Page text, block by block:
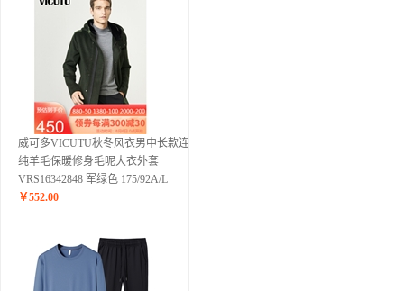
威可多VICUTU秋冬风衣男中长款连帽
纯羊毛保暖修身毛呢大衣外套
VRS16342848 军绿色 175/92A/L
￥552.00